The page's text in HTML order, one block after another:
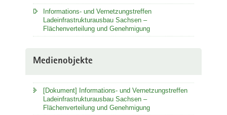
Informations- und Vernetzungstreffen
Ladeinfrastrukturausbau Sachsen –
Flächenverteilung und Genehmigung
Medienobjekte
[Dokument] Informations- und Vernetzungstreffen
Ladeinfrastrukturausbau Sachsen –
Flächenverteilung und Genehmigung